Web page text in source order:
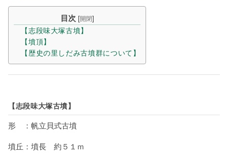
目次 [開閉]
【志段味大塚古墳】
【墳頂】
【歴史の里しだみ古墳群について】
【志段味大塚古墳】
形 ：帆立貝式古墳
墳丘：墳長 約５１ｍ